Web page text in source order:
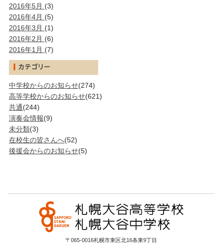
2016年5月 (3)
2016年4月 (5)
2016年3月 (1)
2016年2月 (6)
2016年1月 (7)
中学校からのお知らせ(274)
高等学校からのお知らせ(621)
共通(244)
演奏会情報(9)
未分類(3)
在校生の皆さんへ(52)
後援会からのお知らせ(5)
〒065-0016札幌市東区北16条東9丁目